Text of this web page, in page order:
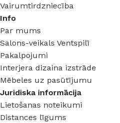
Vairumtirdzniecība
Info
Par mums
Salons-veikals Ventspilī
Pakalpojumi
Interjera dizaina izstrāde
Mēbeles uz pasūtījumu
Juridiska informācija
Lietošanas noteikumi
Distances līgums